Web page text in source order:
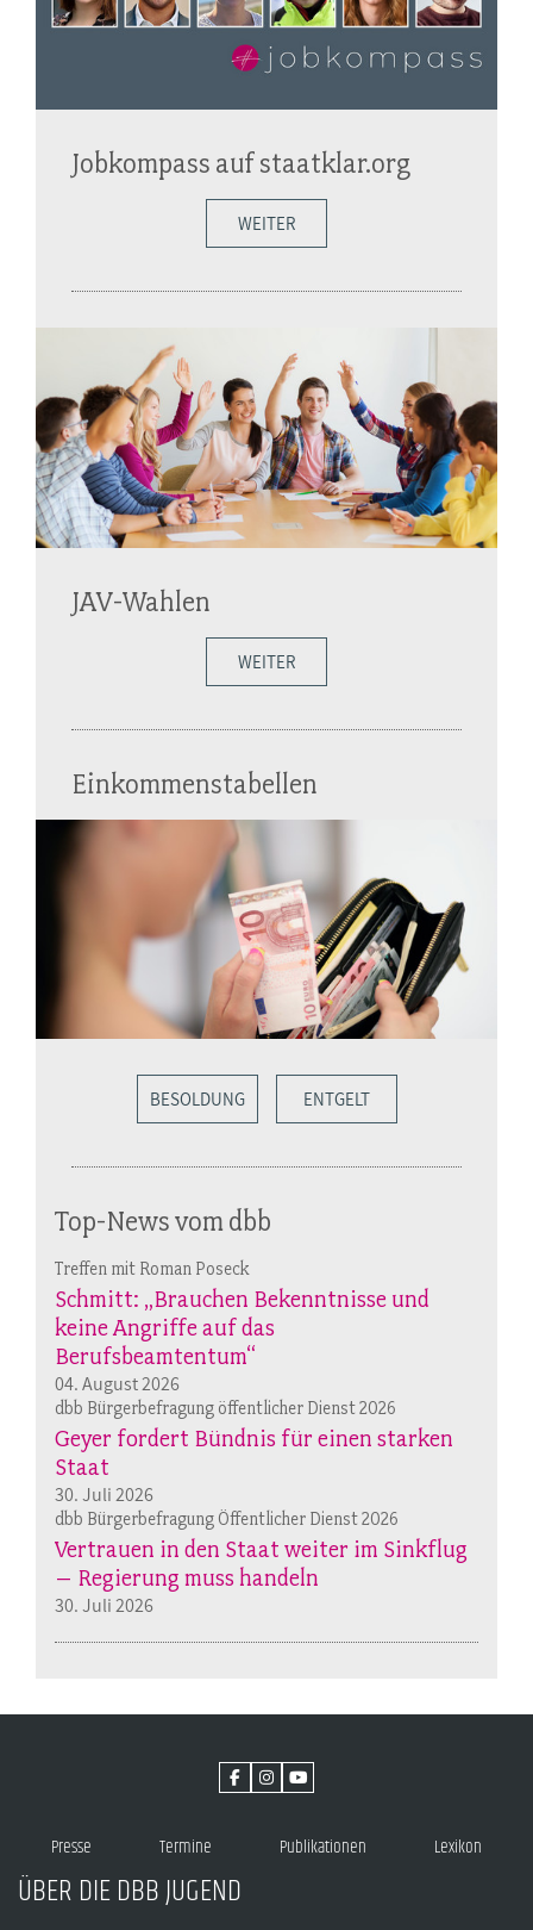
Jobkompass auf staatklar.org
WEITER
JAV-Wahlen
WEITER
Einkommenstabellen
BESOLDUNG ENTGELT
Top-News vom dbb
Treffen mit Roman Poseck
Schmitt: „Brauchen Bekenntnisse und
keine Angriffe auf das
Berufsbeamtentum“
04. August 2026
dbb Bürgerbefragung öffentlicher Dienst 2026
Geyer fordert Bündnis für einen starken
Staat
30. Juli 2026
dbb Bürgerbefragung Öffentlicher Dienst 2026
Vertrauen in den Staat weiter im Sinkflug
– Regierung muss handeln
30. Juli 2026
Presse Termine Publikationen Lexikon
ÜBER DIE DBB JUGEND